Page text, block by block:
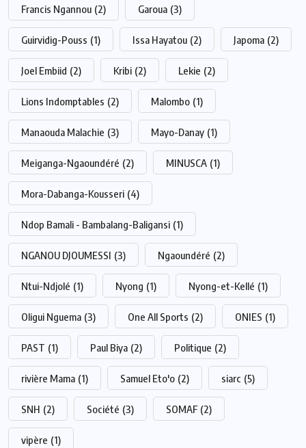
Francis Ngannou (2) Garoua (3)
Guirvidig-Pouss (1) Issa Hayatou (2) Japoma (2)
Joel Embiid (2) Kribi (2) Lekie (2)
Lions Indomptables (2) Malombo (1)
Manaouda Malachie (3) Mayo-Danay (1)
Meiganga-Ngaoundéré (2) MINUSCA (1)
Mora-Dabanga-Kousseri (4)
Ndop Bamali - Bambalang-Baligansi (1)
NGANOU DJOUMESSI (3) Ngaoundéré (2)
Ntui-Ndjolé (1) Nyong (1) Nyong-et-Kellé (1)
Oligui Nguema (3) One All Sports (2) ONIES (1)
PAST (1) Paul Biya (2) Politique (2)
rivière Mama (1) Samuel Eto'o (2) siarc (5)
SNH (2) Société (3) SOMAF (2)
vipère (1)